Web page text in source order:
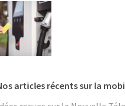
articles récents sur la